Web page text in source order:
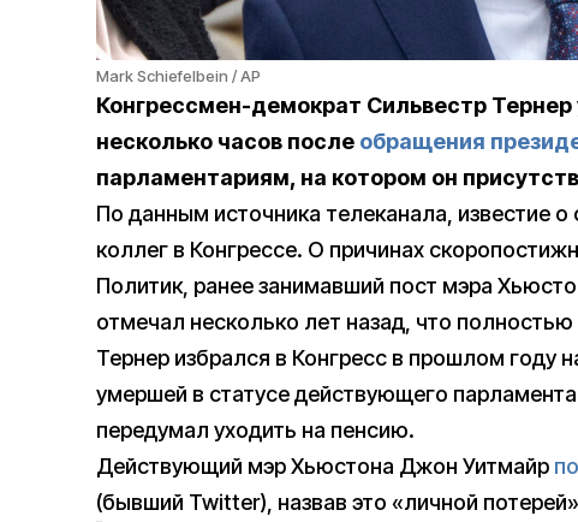
Mark Schiefelbein / AP
Конгрессмен-демократ Сильвестр Тернер
несколько часов после обращения
парламентариям, на котором он
По данным источника телеканала, известие
коллег в Конгрессе. О причинах
Политик, ранее занимавший пост мэра
отмечал несколько лет назад, что полностью
Тернер избрался в Конгресс в прошлом
умершей в статусе действующего
передумал уходить на пенсию.
Действующий мэр Хьюстона Джон Уитмайр
(бывший Twitter), назвав это «личной